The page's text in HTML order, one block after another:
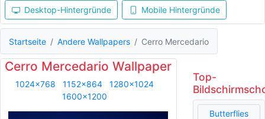
Desktop-Hintergründe Mobile Hintergründe
Startseite Andere Wallpapers Cerro Mercedario
Cerro Mercedario Wallpaper
1024x768 1152x864
1280x1024
1600x1200
Top-
Butterflies